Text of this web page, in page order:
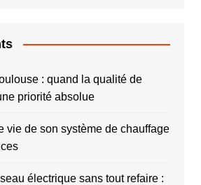
: quand la qualité de
priorité absolue
vie de son système de chauffage
électrique sans tout refaire :